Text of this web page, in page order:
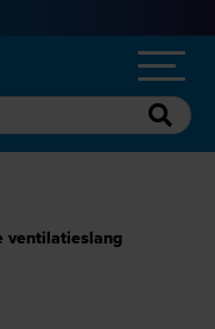
ventilatieslang